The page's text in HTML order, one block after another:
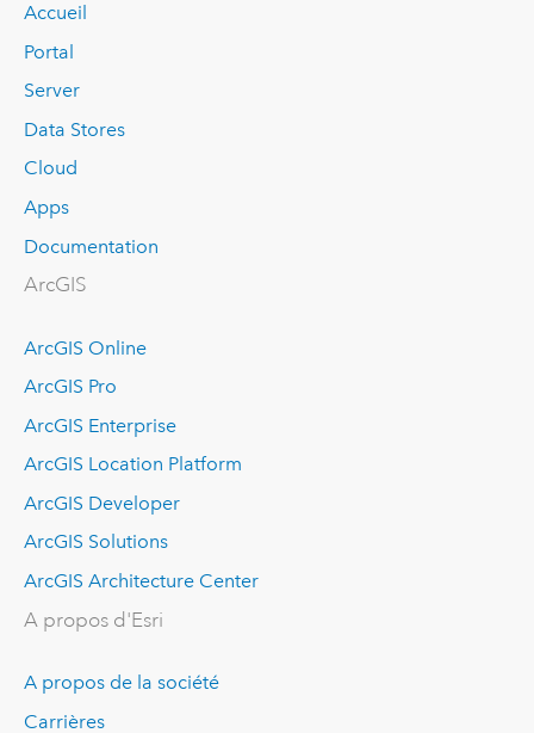
Accueil
Portal
Server
Data Stores
Cloud
Apps
Documentation
ArcGIS
ArcGIS Online
ArcGIS Pro
ArcGIS Enterprise
ArcGIS Location Platform
ArcGIS Developer
ArcGIS Solutions
ArcGIS Architecture Center
A propos d'Esri
A propos de la société
Carrières